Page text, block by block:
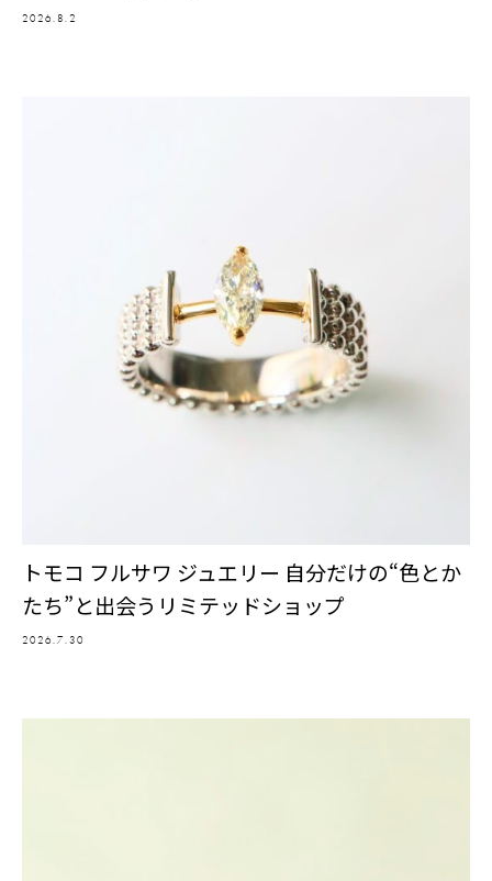
2026.8.2
トモコ フルサワ ジュエリー 自分だけの“色とか
たち”と出会うリミテッドショップ
2026.7.30